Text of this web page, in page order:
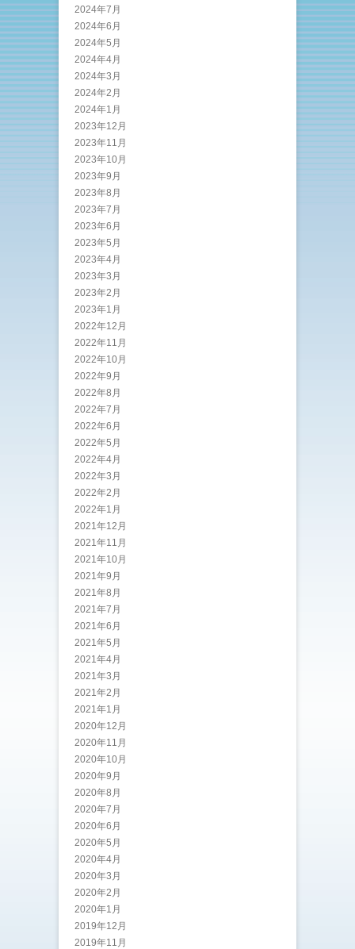
2024年7月
2024年6月
2024年5月
2024年4月
2024年3月
2024年2月
2024年1月
2023年12月
2023年11月
2023年10月
2023年9月
2023年8月
2023年7月
2023年6月
2023年5月
2023年4月
2023年3月
2023年2月
2023年1月
2022年12月
2022年11月
2022年10月
2022年9月
2022年8月
2022年7月
2022年6月
2022年5月
2022年4月
2022年3月
2022年2月
2022年1月
2021年12月
2021年11月
2021年10月
2021年9月
2021年8月
2021年7月
2021年6月
2021年5月
2021年4月
2021年3月
2021年2月
2021年1月
2020年12月
2020年11月
2020年10月
2020年9月
2020年8月
2020年7月
2020年6月
2020年5月
2020年4月
2020年3月
2020年2月
2020年1月
2019年12月
2019年11月